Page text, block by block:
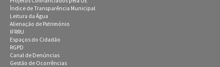
Índice de Transparência Municipal
Leitura da Água
Alienação de Património
IFRRU
Espaços do Cidadão
RGPD
Canal de Denúncias
Gestão de Ocorrências